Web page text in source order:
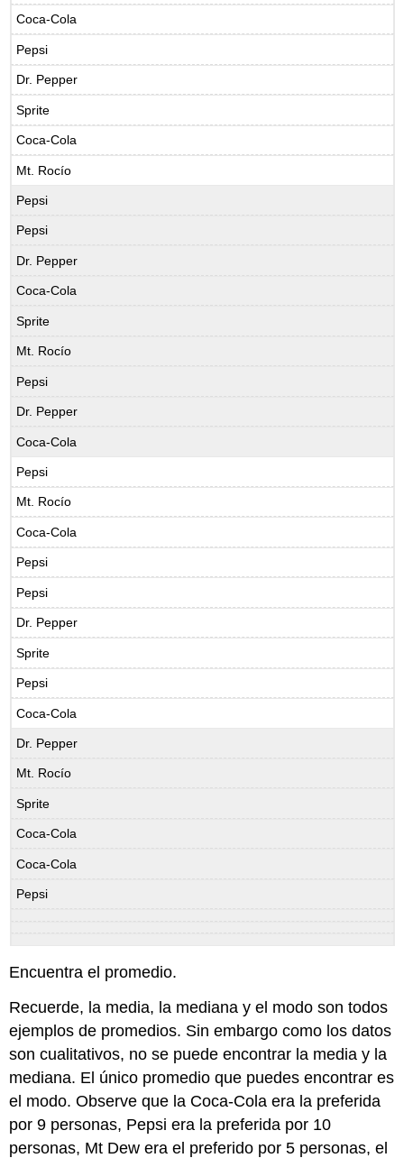
Coca-Cola
Pepsi
Dr. Pepper
Sprite
Coca-Cola
Mt. Rocío
Pepsi
Pepsi
Dr. Pepper
Coca-Cola
Sprite
Mt. Rocío
Pepsi
Dr. Pepper
Coca-Cola
Pepsi
Mt. Rocío
Coca-Cola
Pepsi
Pepsi
Dr. Pepper
Sprite
Pepsi
Coca-Cola
Dr. Pepper
Mt. Rocío
Sprite
Coca-Cola
Coca-Cola
Pepsi
Encuentra el promedio.
Recuerde, la media, la mediana y el modo son todos
ejemplos de promedios. Sin embargo como los datos
son cualitativos, no se puede encontrar la media y la
mediana. El único promedio que puedes encontrar es
el modo. Observe que la Coca-Cola era la preferida
por 9 personas, Pepsi era la preferida por 10
personas, Mt Dew era el preferido por 5 personas, el